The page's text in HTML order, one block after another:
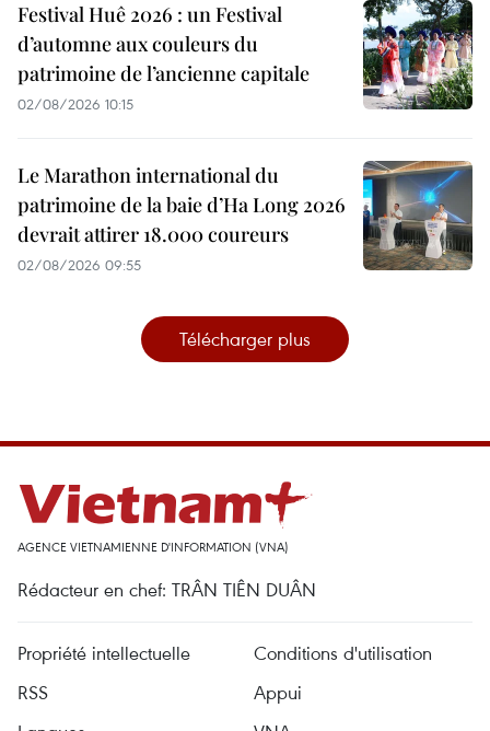
Festival Huê 2026 : un Festival
d’automne aux couleurs du
patrimoine de l’ancienne capitale
02/08/2026 10:15
Le Marathon international du
patrimoine de la baie d’Ha Long 2026
devrait attirer 18.000 coureurs
02/08/2026 09:55
Télécharger plus
AGENCE VIETNAMIENNE D'INFORMATION (VNA)
Rédacteur en chef: TRÂN TIÊN DUÂN
Propriété intellectuelle
Conditions d'utilisation
RSS
Appui